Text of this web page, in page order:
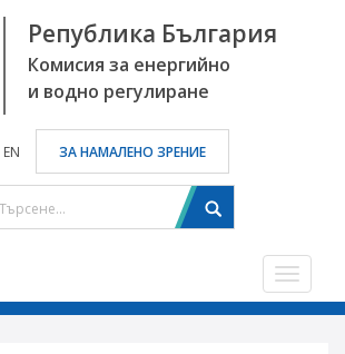
Република България
Комисия за енергийно
и водно регулиране
EN ЗА НАМАЛЕНО ЗРЕНИЕ
Toggle